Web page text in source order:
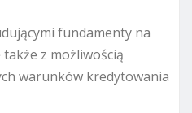
fundamenty na
z możliwością
warunków kredytowania